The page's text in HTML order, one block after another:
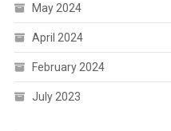
May 2024
April 2024
February 2024
July 2023